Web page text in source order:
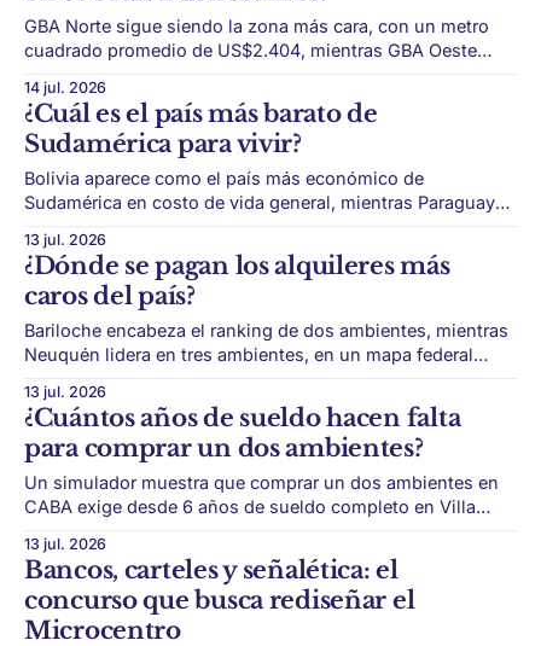
fomentar la competencia y
GBA Norte sigue siendo la zona más cara, con un metro
cuadrado promedio de US$2.404, mientras GBA Oeste
compraventa del Gran Buenos Aires se mueve con
diferencias muy marcadas entre zonas. En GBA Norte, el
metro cuadrado promedio se ubica
14 jul. 2026
¿Cuál es el país más barato de
Sudamérica para vivir?
Bolivia aparece como el país más económico de
Sudamérica en costo de vida general, mientras Paraguay
adquisitivo. El costo de vida regional muestra diferencias
fuertes entre países sudamericanos. A partir de datos de
Numbeo, el ranking compara distintos indicadores: costo
13 jul. 2026
¿Dónde se pagan los alquileres más
caros del país?
Bariloche encabeza el ranking de dos ambientes, mientras
Neuquén lidera en tres ambientes, en un mapa federal
El mercado de alquileres no se comporta igual en todo el
país. Según el informe citado por El Cronista, los valores
siguen en
13 jul. 2026
¿Cuántos años de sueldo hacen falta
para comprar un dos ambientes?
Un simulador muestra que comprar un dos ambientes en
CABA exige desde 6 años de sueldo completo en Villa
vivienda vuelve a quedar expuesto en una cuenta simple:
cuántos años de ingresos hacen falta para comprar un
departamento. Según
13 jul. 2026
Bancos, carteles y señalética: el
concurso que busca rediseñar el
Microcentro